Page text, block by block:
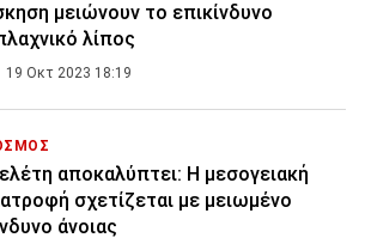
μειώνουν το επικίνδυνο
λίπος
19 Οκτ 2023 18:19
αποκαλύπτει: Η μεσογειακή
σχετίζεται με μειωμένο
άνοιας